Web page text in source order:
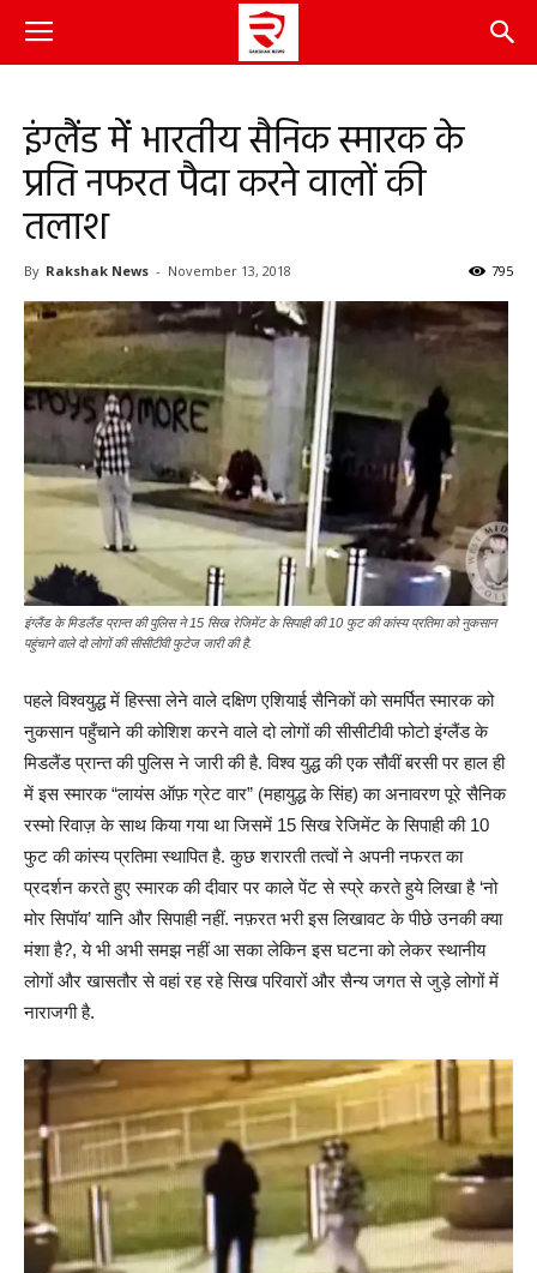
इंग्लैंड में भारतीय सैनिक स्मारक के
प्रति नफरत पैदा करने वालों की
तलाश
By Rakshak News - November 13, 2018 795
इंग्लैंड के मिडलैंड प्रान्त की पुलिस ने 15 सिख रेजिमेंट के सिपाही की 10 फुट की कांस्य प्रतिमा को नुकसान
पहुंचाने वाले दो लोगों की सीसीटीवी फुटेज जारी की है.
पहले विश्वयुद्ध में हिस्सा लेने वाले दक्षिण एशियाई सैनिकों को समर्पित स्मारक को
नुकसान पहुँचाने की कोशिश करने वाले दो लोगों की सीसीटीवी फोटो इंग्लैंड के
मिडलैंड प्रान्त की पुलिस ने जारी की है. विश्व युद्ध की एक सौवीं बरसी पर हाल ही
में इस स्मारक “लायंस ऑफ़ ग्रेट वार” (महायुद्ध के सिंह) का अनावरण पूरे सैनिक
रस्मो रिवाज़ के साथ किया गया था जिसमें 15 सिख रेजिमेंट के सिपाही की 10
फुट की कांस्य प्रतिमा स्थापित है. कुछ शरारती तत्वों ने अपनी नफरत का
प्रदर्शन करते हुए स्मारक की दीवार पर काले पेंट से स्प्रे करते हुये लिखा है ‘नो
मोर सिपॉय’ यानि और सिपाही नहीं. नफ़रत भरी इस लिखावट के पीछे उनकी क्या
मंशा है?, ये भी अभी समझ नहीं आ सका लेकिन इस घटना को लेकर स्थानीय
लोगों और खासतौर से वहां रह रहे सिख परिवारों और सैन्य जगत से जुड़े लोगों में
नाराजगी है.